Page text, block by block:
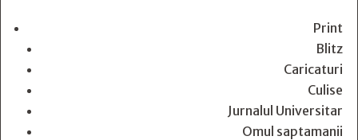
Print
Blitz
Caricaturi
Culise
Jurnalul Universitar
Omul saptamanii